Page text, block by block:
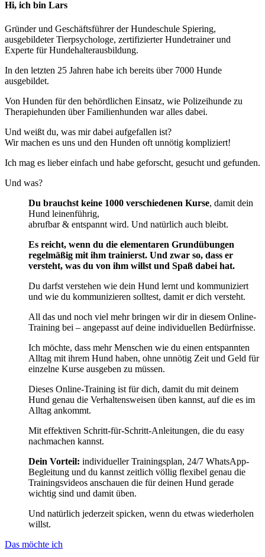
Hi, ich bin Lars
Gründer und Geschäftsführer der Hundeschule Spiering,
ausgebildeter Tierpsychologe, zertifizierter Hundetrainer und
Experte für Hundehalterausbildung.
In den letzten 25 Jahren habe ich bereits über 7000 Hunde
ausgebildet.
Von Hunden für den behördlichen Einsatz, wie Polizeihunde zu
Therapiehunden über Familienhunden war alles dabei.
Und weißt du, was mir dabei aufgefallen ist?
Wir machen es uns und den Hunden oft unnötig kompliziert!
Ich mag es lieber einfach und habe geforscht, gesucht und gefunden.
Und was?
Du brauchst keine 1000 verschiedenen Kurse, damit dein
Hund leinenführig,
abrufbar & entspannt wird. Und natürlich auch bleibt.
Es reicht, wenn du die elementaren Grundübungen
regelmäßig mit ihm trainierst. Und zwar so, dass er
versteht, was du von ihm willst und Spaß dabei hat.
Du darfst verstehen wie dein Hund lernt und kommuniziert
und wie du kommunizieren solltest, damit er dich versteht.
All das und noch viel mehr bringen wir dir in diesem Online-
Training bei – angepasst auf deine individuellen Bedürfnisse.
Ich möchte, dass mehr Menschen wie du einen entspannten
Alltag mit ihrem Hund haben, ohne unnötig Zeit und Geld für
einzelne Kurse ausgeben zu müssen.
Dieses Online-Training ist für dich, damit du mit deinem
Hund genau die Verhaltensweisen üben kannst, auf die es im
Alltag ankommt.
Mit effektiven Schritt-für-Schritt-Anleitungen, die du easy
nachmachen kannst.
Dein Vorteil: individueller Trainingsplan, 24/7 WhatsApp-
Begleitung und du kannst zeitlich völlig flexibel genau die
Trainingsvideos anschauen die für deinen Hund gerade
wichtig sind und damit üben.
Und natürlich jederzeit spicken, wenn du etwas wiederholen
willst.
Das möchte ich